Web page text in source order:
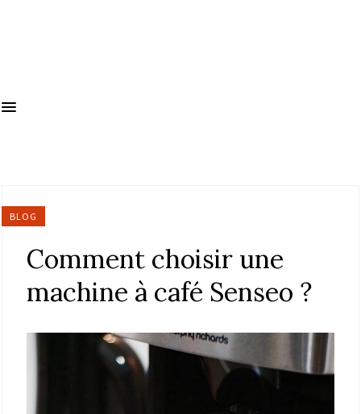
BLOG
Comment choisir une
machine à café Senseo ?